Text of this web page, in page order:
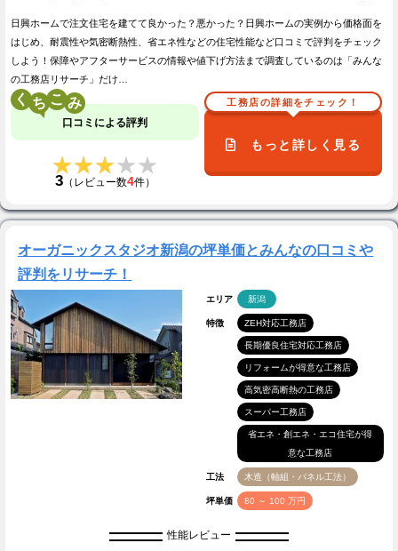
日興ホームで注文住宅を建てて良かった？悪かった？日興ホームの実例から価格面を
はじめ、耐震性や気密断熱性、省エネ性などの住宅性能など口コミで評判をチェック
しよう！保障やアフターサービスの情報や値下げ方法まで調査しているのは「みんな
の工務店リサーチ」だけ…
く こ
口コミによる評判
★★★★★
★★★★★
3（レビュー数4件）
工務店の詳細をチェック！
もっと詳しく見る
オーガニックスタジオ新潟の坪単価とみんなの口コミや
評判をリサーチ！
エリア 新潟
特徴 ZEH対応工務店
長期優良住宅対応工務店
リフォームが得意な工務店
高気密高断熱の工務店
スーパー工務店
省エネ・創エネ・エコ住宅が得
意な工務店
工法 木造（軸組・パネル工法）
坪単価 80 ～ 100 万円
性能レビュー